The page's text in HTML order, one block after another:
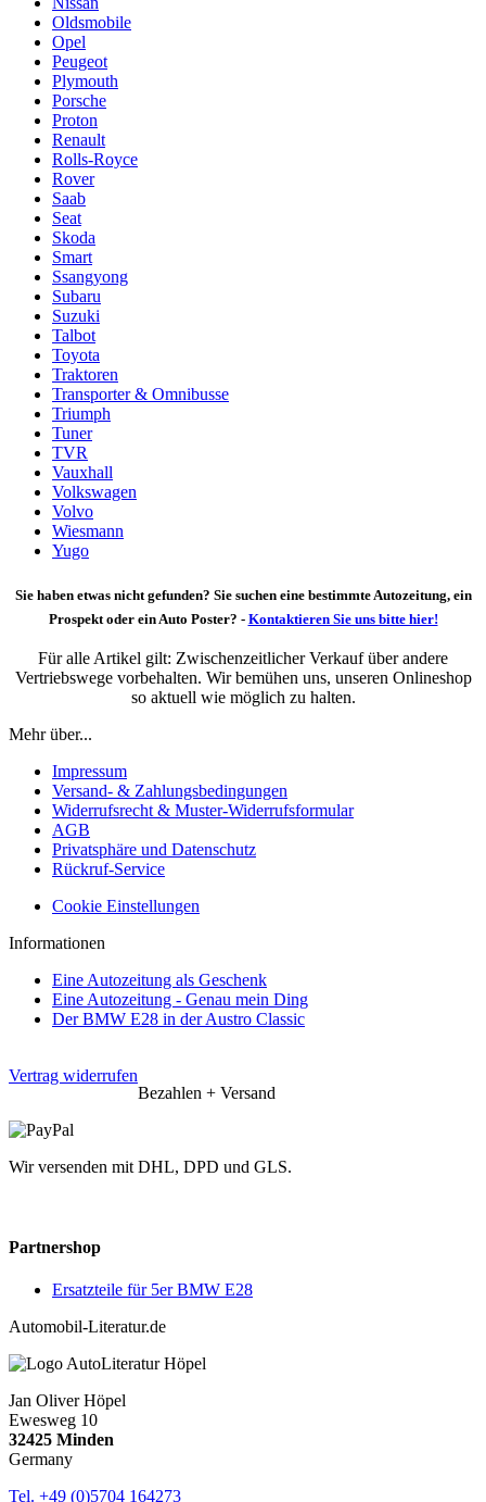
Oldsmobile
Opel
Peugeot
Plymouth
Porsche
Proton
Renault
Rolls-Royce
Rover
Saab
Seat
Skoda
Smart
Ssangyong
Subaru
Suzuki
Talbot
Toyota
Traktoren
Transporter & Omnibusse
Triumph
Tuner
TVR
Vauxhall
Volkswagen
Volvo
Wiesmann
Yugo
Sie haben etwas nicht gefunden? Sie suchen eine bestimmte Autozeitung, ein
Prospekt oder ein Auto Poster? - Kontaktieren Sie uns bitte hier!
Für alle Artikel gilt: Zwischenzeitlicher Verkauf über andere
Vertriebswege vorbehalten. Wir bemühen uns, unseren Onlineshop
so aktuell wie möglich zu halten.
Mehr über...
Impressum
Versand- & Zahlungsbedingungen
Widerrufsrecht & Muster-Widerrufsformular
AGB
Privatsphäre und Datenschutz
Rückruf-Service
Cookie Einstellungen
Informationen
Eine Autozeitung als Geschenk
Eine Autozeitung - Genau mein Ding
Der BMW E28 in der Austro Classic
Vertrag widerrufen
Bezahlen + Versand
Wir versenden mit DHL, DPD und GLS.
Partnershop
Ersatzteile für 5er BMW E28
Automobil-Literatur.de
Jan Oliver Höpel
Ewesweg 10
32425 Minden
Germany
Tel. +49 (0)5704 164273